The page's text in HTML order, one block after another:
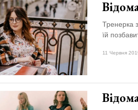
Тренерка
їй
11 Червня